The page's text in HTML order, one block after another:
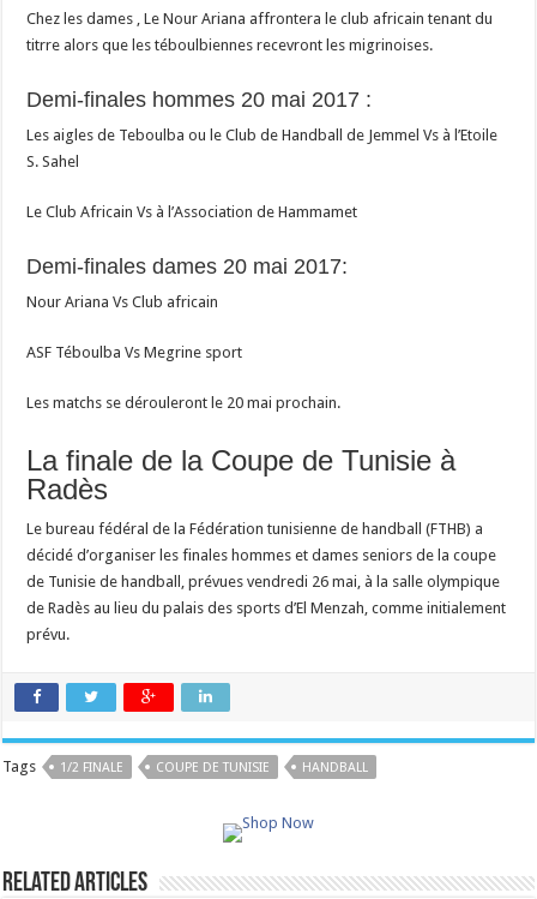
Chez les dames , Le Nour Ariana affrontera le club africain tenant du
titrre alors que les téboulbiennes recevront les migrinoises.
Demi-finales hommes 20 mai 2017 :
Les aigles de Teboulba ou le Club de Handball de Jemmel Vs à l’Etoile
S. Sahel
Le Club Africain Vs à l’Association de Hammamet
Demi-finales dames 20 mai 2017:
Nour Ariana Vs Club africain
ASF Téboulba Vs Megrine sport
Les matchs se dérouleront le 20 mai prochain.
La finale de la Coupe de Tunisie à
Radès
Le bureau fédéral de la Fédération tunisienne de handball (FTHB) a
décidé d’organiser les finales hommes et dames seniors de la coupe
de Tunisie de handball, prévues vendredi 26 mai, à la salle olympique
de Radès au lieu du palais des sports d’El Menzah, comme initialement
prévu.
Tags 1/2 FINALE COUPE DE TUNISIE HANDBALL
Related Articles